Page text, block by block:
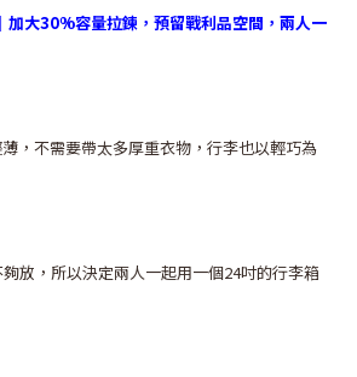
｜加大30%容量拉鍊，預留戰利品空間，兩人一
，不需要帶太多厚重衣物，行李也以輕巧為
放，所以決定兩人一起用一個24吋的行李箱